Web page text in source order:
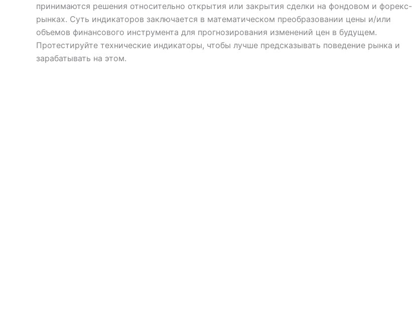
принимаются решения относительно открытия или закрытия сделки на фондовом и форекс-
рынках. Суть индикаторов заключается в математическом преобразовании цены и/или
объемов финансового инструмента для прогнозирования изменений цен в будущем.
Протестируйте технические индикаторы, чтобы лучше предсказывать поведение рынка и
зарабатывать на этом.